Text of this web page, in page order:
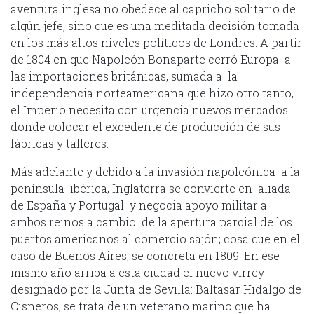
aventura inglesa no obedece al capricho solitario de
algún jefe, sino que es una meditada decisión tomada
en los más altos niveles políticos de Londres. A partir
de 1804 en que Napoleón Bonaparte cerró Europa a
las importaciones británicas, sumada a la
independencia norteamericana que hizo otro tanto,
el Imperio necesita con urgencia nuevos mercados
donde colocar el excedente de producción de sus
fábricas y talleres.
Más adelante y debido a la invasión napoleónica a la
península ibérica, Inglaterra se convierte en aliada
de España y Portugal y negocia apoyo militar a
ambos reinos a cambio de la apertura parcial de los
puertos americanos al comercio sajón; cosa que en el
caso de Buenos Aires, se concreta en 1809. En ese
mismo año arriba a esta ciudad el nuevo virrey
designado por la Junta de Sevilla: Baltasar Hidalgo de
Cisneros; se trata de un veterano marino que ha